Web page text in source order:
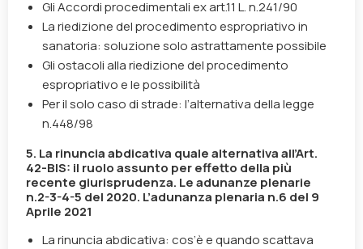
Gli Accordi procedimentali ex art.11 L. n.241/90
La riedizione del procedimento espropriativo in
sanatoria: soluzione solo astrattamente possibile
Gli ostacoli alla riedizione del procedimento
espropriativo e le possibilità
Per il solo caso di strade: l’alternativa della legge
n.448/98
5. La rinuncia abdicativa quale alternativa all’Art.
42-BIS: il ruolo assunto per effetto della più
recente giurisprudenza. Le adunanze plenarie
n.2-3-4-5 del 2020. L’adunanza plenaria n.6 del 9
Aprile 2021
La rinuncia abdicativa: cos’è e quando scattava